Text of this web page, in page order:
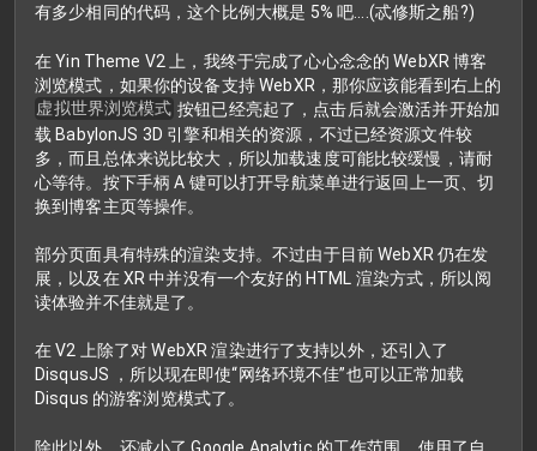
有多少相同的代码，这个比例大概是 5% 吧....(忒修斯之船?)
在 Yin Theme V2 上，我终于完成了心心念念的 WebXR 博客
浏览模式，如果你的设备支持 WebXR，那你应该能看到右上的
虚拟世界浏览模式 按钮已经亮起了，点击后就会激活并开始加
载 BabylonJS 3D 引擎和相关的资源，不过已经资源文件较
多，而且总体来说比较大，所以加载速度可能比较缓慢，请耐
心等待。按下手柄 A 键可以打开导航菜单进行返回上一页、切
换到博客主页等操作。
部分页面具有特殊的渲染支持。不过由于目前 WebXR 仍在发
展，以及在 XR 中并没有一个友好的 HTML 渲染方式，所以阅
读体验并不佳就是了。
在 V2 上除了对 WebXR 渲染进行了支持以外，还引入了
DisqusJS ，所以现在即使“网络环境不佳”也可以正常加载
Disqus 的游客浏览模式了。
除此以外，还减小了 Google Analytic 的工作范围，使用了自